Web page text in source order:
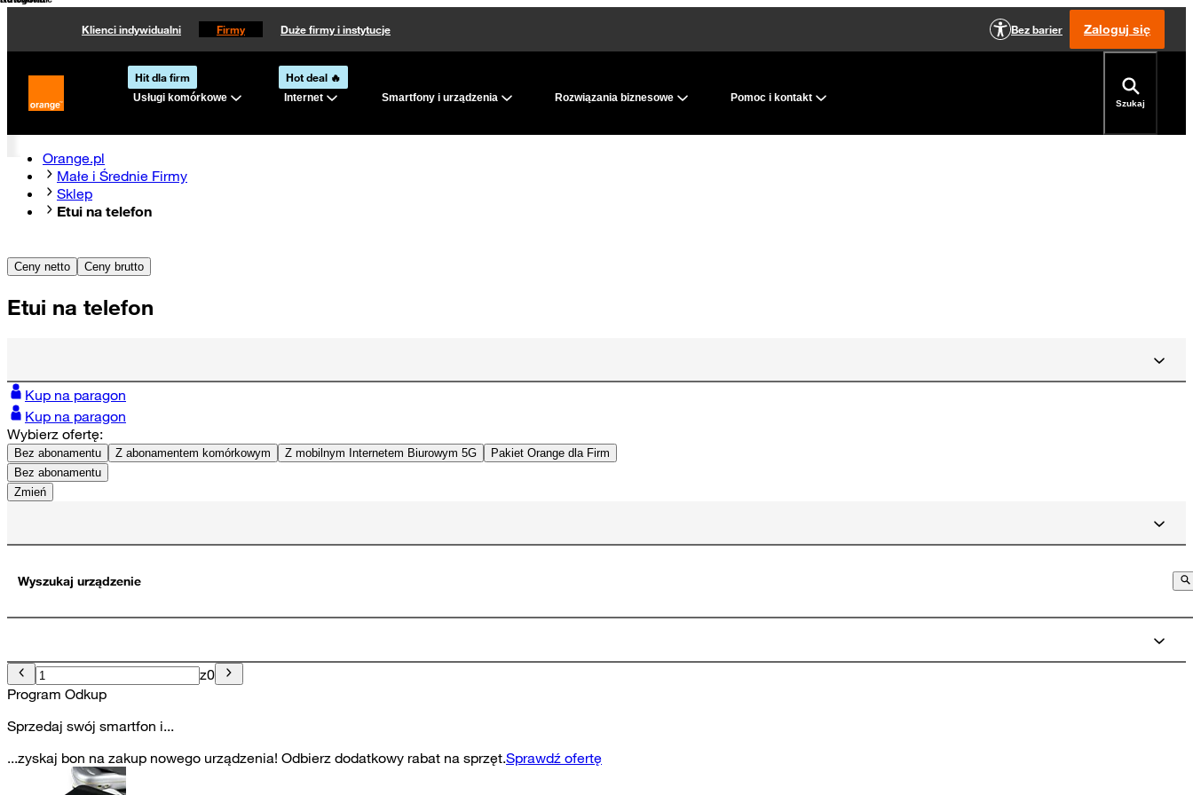
Klienci indywidualni Firmy Duże firmy i instytucje Bez barier Zaloguj się
Strona główna Orange.pl
Hit dla firm
Usługi komórkowe
Hot deal 🔥
Internet Smartfony i urządzenia Rozwiązania biznesowe Pomoc i kontakt Szukaj
Orange.pl
Małe i Średnie Firmy
Sklep
Etui na telefon
Ceny netto Ceny brutto
Etui na telefon
Kategoria
Kup na paragon
Kup na paragon
Wybierz ofertę:
Bez abonamentu Z abonamentem komórkowym Z mobilnym Internetem Biurowym 5G
Pakiet Orange dla Firm
Bez abonamentu
Zmień
Kategoria
Wyszukaj urządzenie
Sortowanie
z0
Program Odkup
Sprzedaj swój smartfon i...
...zyskaj bon na zakup nowego urządzenia! Odbierz dodatkowy rabat na sprzęt.Sprawdź ofertę